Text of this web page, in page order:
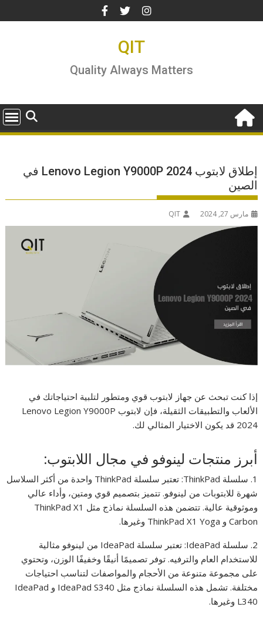
to
QIT
Quality Always Matters
إطلاق لابتوب Lenovo Legion Y9000P 2024 في
الصين
مارس 27, 2024 QIT
إذا كنت تبحث عن جهاز لابتوب قوي ومتطور لتلبية احتياجاتك في
الألعاب والتطبيقات الثقيلة، فإن لابتوب Lenovo Legion Y9000P
2024 قد يكون الاختيار المثالي لك.
أبرز منتجات لينوفو في مجال اللابتوب:
1. سلسلة ThinkPad: تعتبر سلسلة ThinkPad واحدة من أكثر السلاسل
شهرة للابتوبات من لينوفو. تتميز بتصميم قوي ومتين، وأداء عالي
وموثوقية عالية. تتضمن هذه السلسلة نماذج مثل ThinkPad X1
Carbon و ThinkPad X1 Yoga وغيرها.
2. سلسلة IdeaPad: تعتبر سلسلة IdeaPad من لينوفو مثالية
للاستخدام العام والترفيه. توفر تصميمًا أنيقًا وخفيفًا الوزن، وتحتوي
على مجموعة متنوعة من الأحجام والمواصفات لتناسب احتياجات
مختلفة. تشمل هذه السلسلة نماذج مثل IdeaPad S340 و IdeaPad
L340 وغيرها.